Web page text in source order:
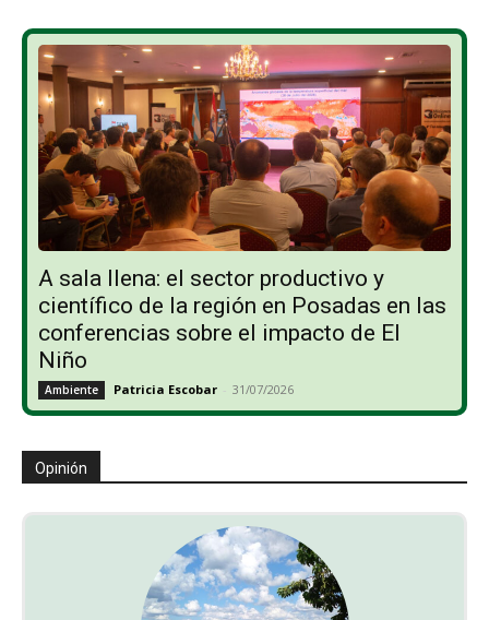
A sala llena: el sector productivo y
científico de la región en Posadas en las
conferencias sobre el impacto de El
Niño
Ambiente Patricia Escobar - 31/07/2026
Opinión